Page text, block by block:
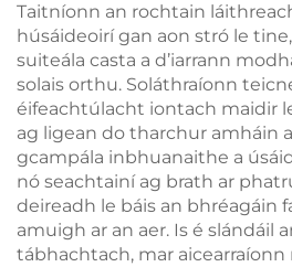
Taitníonn an rochtain
húsáideoirí gan aon stró le
suiteála casta a d’iarrann
solais orthu. Soláthraíonn
éifeachtúlacht iontach maidir
ag ligean do tharchur amháin
gcampála inbhuanaithe a
nó seachtainí ag brath ar
deireadh le báis an bhréagáin
amuigh ar an aer. Is é slándáil
tábhachtach, mar aicearraíonn